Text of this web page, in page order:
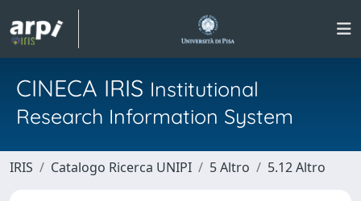
CINECA IRIS Institutional
Research Information System
IRIS Catalogo Ricerca UNIPI 5 Altro 5.12 Altro